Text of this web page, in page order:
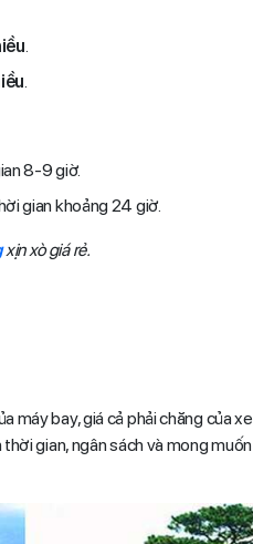
8-9 giờ.
gian khoảng 24 giờ.
xịn xò giá rẻ.
bay, giá cả phải chăng của
gian, ngân sách và mong